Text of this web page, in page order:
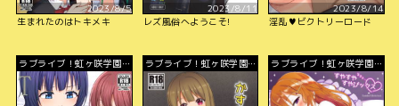
2023/8/5
生まれたのはトキメキ
2023/8/11
レズ風俗へようこそ!
2023/8/14
淫乱♥ビクトリーロード
ラブライブ！虹ヶ咲学園ス
クールアイドル同好会
ラブライブ！虹ヶ咲学園ス
クールアイドル同好会
ラブライブ！虹ヶ咲学園ス
クールアイドル同好会